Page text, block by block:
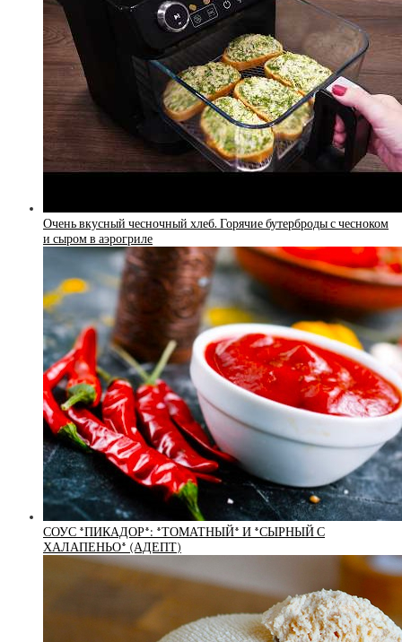
Очень вкусный чесночный хлеб. Горячие бутерброды с чесноком
и сыром в аэрогриле
СОУС *ПИКАДОР*: *ТОМАТНЫЙ* И *СЫРНЫЙ С
ХАЛАПЕНЬО* (АДЕПТ)